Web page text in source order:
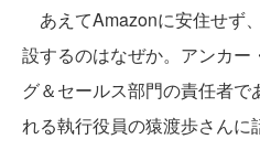
あえてAmazonに安住せず
設するのはなぜか。アンカー
グ＆セールス部門の責任者
れる執行役員の猿渡歩さんに